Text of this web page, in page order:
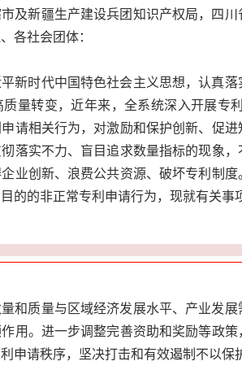
及新疆生产建设兵团知识产权局，四
各社会团体：
新时代中国特色社会主义思想，认真
量转变，近年来，全系统深入开展专
请相关行为，对激励和保护创新、促
落实不力、盲目追求数量指标的现象
业创新、浪费公共资源、破坏专利制
的的非正常专利申请行为，现就有关事
和质量与区域经济发展水平、产业发
用。进一步调整完善资助和奖励等政
申请秩序，坚决打击和有效遏制不以